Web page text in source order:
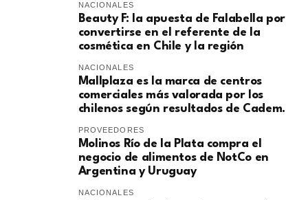
NACIONALES
Beauty F: la apuesta de Falabella por
convertirse en el referente de la
cosmética en Chile y la región
NACIONALES
Mallplaza es la marca de centros
comerciales más valorada por los
chilenos según resultados de Cadem.
PROVEEDORES
Molinos Río de la Plata compra el
negocio de alimentos de NotCo en
Argentina y Uruguay
NACIONALES